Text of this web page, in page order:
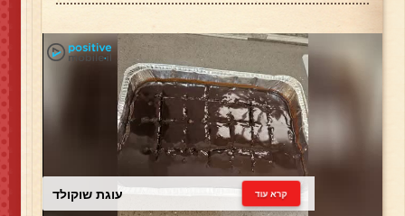
עוגת שוקולד קרא עוד